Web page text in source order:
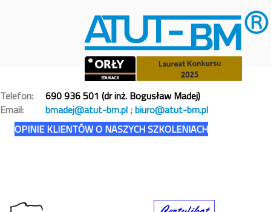
Telefon:
690 936 501 (dr inż. Bogusław Madej)
Email: bmadej@atut-bm.pl ;biuro@atut-bm.pl
OPINIE KLIENTÓW O NASZYCH SZKOLENIACH